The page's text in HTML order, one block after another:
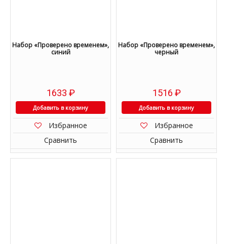
Набор «Проверено временем»,
синий
1633 ₽
Добавить в корзину
Избранное
Сравнить
Набор «Проверено временем»,
черный
1516 ₽
Добавить в корзину
Избранное
Сравнить